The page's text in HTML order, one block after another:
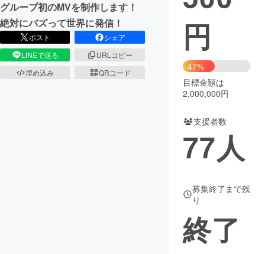
ビジネス・起業
まちづくり・地域活性化
CAMPFIRE Creation
コミュニティ
グループ初のMVを制作します！
絶対にバズって世界に発信！
ポスト
シェア
LINEで送る
URLコピー
埋め込み
QRコード
円
47%
目標金額は
2,000,000円
支援者数
77人
募集終了まで残
り
終了